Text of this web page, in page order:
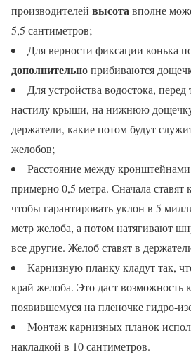
производителей высотавполне
5,5 сантиметров;
Для верности фиксации конька
дополнительноприбиваются
Для устройства водостока,
настилу крыши, на нижнюю
держатели, какие потом будут
желобов;
Расстояние между
примерно 0,5 метра. Сначала ставят
чтобы гарантировать уклон в 5
метр желоба, а потом натягивают
все другие. Желоб ставят в
Карнизную планку кладут так,
край желоба. Это даст возможность
появившемуся на пленочке гидро-
Монтаж карнизных планок
накладкой в 10 сантиметров.